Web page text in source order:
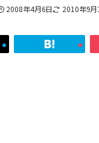
2008年4月6日 2010年9月